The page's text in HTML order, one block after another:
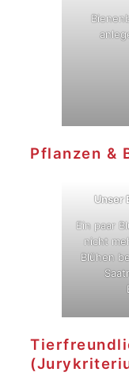
Pflanzen &
Unser
Ein paar
nicht
Blühen